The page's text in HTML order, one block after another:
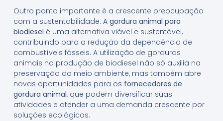
Outro ponto importante é a crescente preocupação
com a sustentabilidade. A gordura animal para
biodiesel é uma alternativa viável e sustentável,
contribuindo para a redução da dependência de
combustíveis fósseis. A utilização de gorduras
animais na produção de biodiesel não só auxilia na
preservação do meio ambiente, mas também abre
novas oportunidades para os fornecedores de
gordura animal, que podem diversificar suas
atividades e atender a uma demanda crescente por
soluções ecológicas.